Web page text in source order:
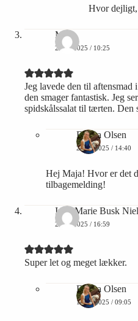
Hvor dejligt,
Maja
25/04/2025 / 10:25
Jeg lavede den til aftensmad
den smager fantastisk. Jeg
spidskålssalat til tærten. Den
Emma Olsen
28/04/2025 / 14:40
Hej Maja! Hvor er det
tilbagemelding!
Inge Marie Busk
28/07/2025 / 16:59
Super let og meget lækker.
Emma Olsen
14/08/2025 / 09:05